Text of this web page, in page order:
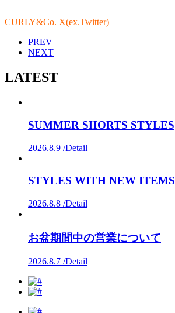
CURLY&Co. X(ex.Twitter)
PREV
NEXT
LATEST
SUMMER SHORTS STYLES
2026.8.9 /Detail
STYLES WITH NEW ITEMS
2026.8.8 /Detail
お盆期間中の営業について
2026.8.7 /Detail